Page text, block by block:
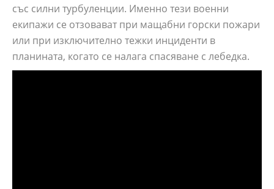
със силни турбуленции. Именно тези военни
екипажи се отзовават при мащабни горски пожари
или при изключително тежки инциденти в
планината, когато се налага спасяване с лебедка.